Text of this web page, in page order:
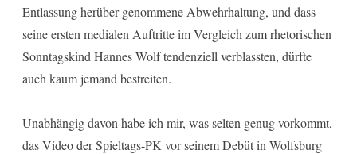
Entlassung herüber genommene Abwehrhaltung, und dass
seine ersten medialen Auftritte im Vergleich zum rhetorischen
Sonntagskind Hannes Wolf tendenziell verblassten, dürfte
auch kaum jemand bestreiten.
Unabhängig davon habe ich mir, was selten genug vorkommt,
das Video der Spieltags-PK vor seinem Debüt in Wolfsburg